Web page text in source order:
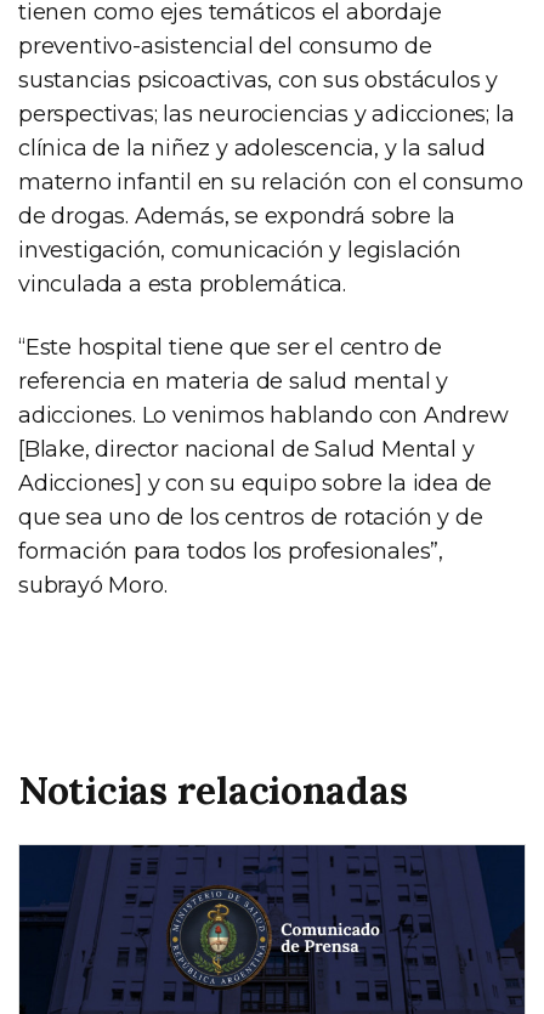
tienen como ejes temáticos el abordaje
preventivo-asistencial del consumo de
sustancias psicoactivas, con sus obstáculos y
perspectivas; las neurociencias y adicciones; la
clínica de la niñez y adolescencia, y la salud
materno infantil en su relación con el consumo
de drogas. Además, se expondrá sobre la
investigación, comunicación y legislación
vinculada a esta problemática.
“Este hospital tiene que ser el centro de
referencia en materia de salud mental y
adicciones. Lo venimos hablando con Andrew
[Blake, director nacional de Salud Mental y
Adicciones] y con su equipo sobre la idea de
que sea uno de los centros de rotación y de
formación para todos los profesionales”,
subrayó Moro.
Noticias relacionadas